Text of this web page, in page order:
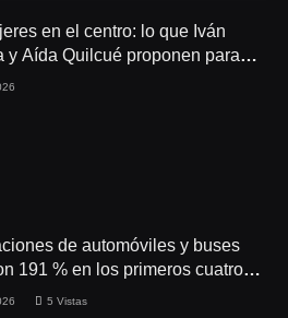
en el centro: lo que Iván
y Aída Quilcué proponen para
de automóviles y buses
191 % en los primeros cuatro
2026
5 Vistas